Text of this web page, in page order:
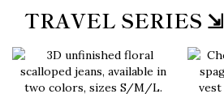
TRAVEL SERIES ⇲